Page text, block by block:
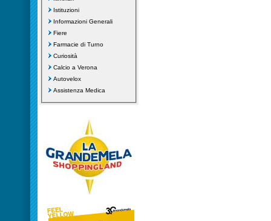
Istituzioni
Informazioni Generali
Fiere
Farmacie di Turno
Curiosità
Calcio a Verona
Autovelox
Assistenza Medica